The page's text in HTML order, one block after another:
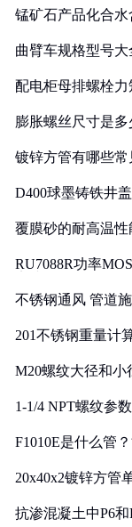
锰矿石产品化合水
曲臂车规格型号大
配电柜母排螺栓
膨胀螺丝尺寸是多
镀锌方管有哪些
D400球墨铸铁井
覆膜砂的耐高温性
RU7088R功率
不锈钢通风 管道
201不锈钢重量计
M20螺纹大径和小
1-1/4 NPT螺纹参
F1010E是什么管
20x40x2镀锌方管
抗渗混凝土中P6